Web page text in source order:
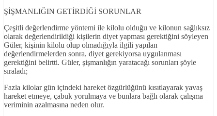
ŞİŞMANLIĞIN GETİRDİĞİ SORUNLAR
Çeşitli değerlendirme yöntemi ile kilolu olduğu ve kilonun sağlıksız
olarak değerlendirildiği kişilerin diyet yapması gerektiğini söyleyen
Güler, kişinin kilolu olup olmadığıyla ilgili yapılan
değerlendirmelerden sonra, diyet gerekiyorsa uygulanması
gerektiğini belirtti. Güler, şişmanlığın yaratacağı sorunları şöyle
sıraladı;
Fazla kilolar gün içindeki hareket özgürlüğünü kısıtlayarak yavaş
hareket etmeye, çabuk yorulmaya ve bunlara bağlı olarak çalışma
veriminin azalmasına neden olur.